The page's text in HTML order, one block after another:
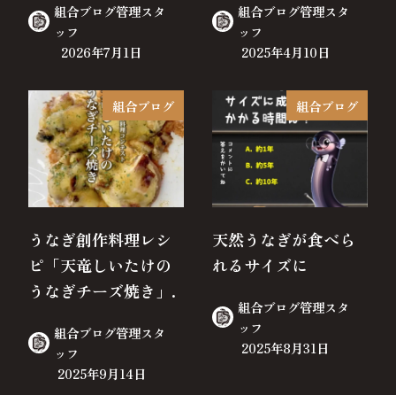
組合ブログ管理スタ
ッフ
2026年7月1日
組合ブログ管理スタ
ッフ
2025年4月10日
組合ブログ
うなぎ創作料理レシ
ピ「天竜しいたけの
うなぎチーズ焼き」.
組合ブログ管理スタ
ッフ
2025年9月14日
組合ブログ
天然うなぎが食べら
れるサイズに
組合ブログ管理スタ
ッフ
2025年8月31日